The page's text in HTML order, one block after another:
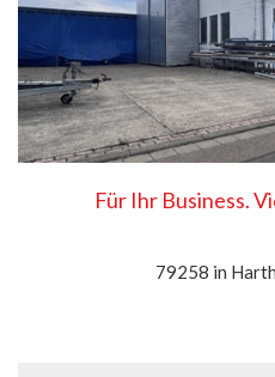
Für Ihr Business.
79258 in